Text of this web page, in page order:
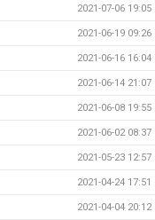
2021-07-06 19:05
2021-06-19 09:26
2021-06-16 16:04
2021-06-14 21:07
2021-06-08 19:55
2021-06-02 08:37
2021-05-23 12:57
2021-04-24 17:51
2021-04-04 20:12